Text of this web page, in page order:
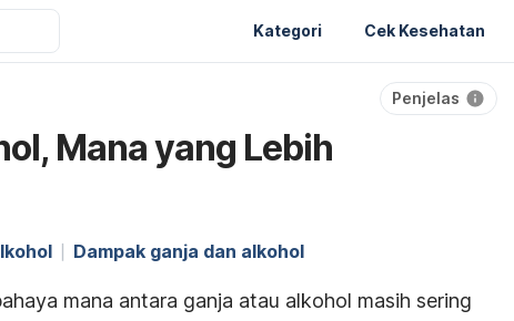
Kategori Cek Kesehatan
Penjelas
Mana yang Lebih
Dampak ganja dan alkohol
mana antara ganja atau alkohol masih sering